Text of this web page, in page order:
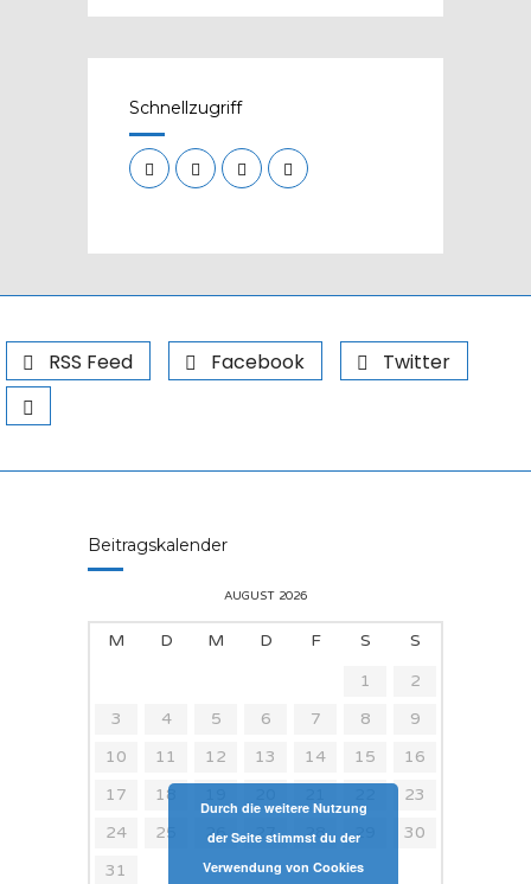
Schnellzugriff
RSS Feed Facebook Twitter
Beitragskalender
AUGUST 2026
M D M D F S
S
1
2
3
4 5 6 7 8
9
10
11 12 13 14 15
16
17
18
23
24
25 26 27 28 29
30
31
Durch die weitere Nutzung
der Seite stimmst du der
Verwendung von Cookies